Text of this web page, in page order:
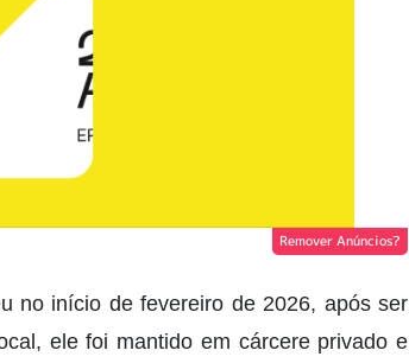
Remover Anúncios?
no início de fevereiro de 2026, após ser
ele foi mantido em cárcere privado e